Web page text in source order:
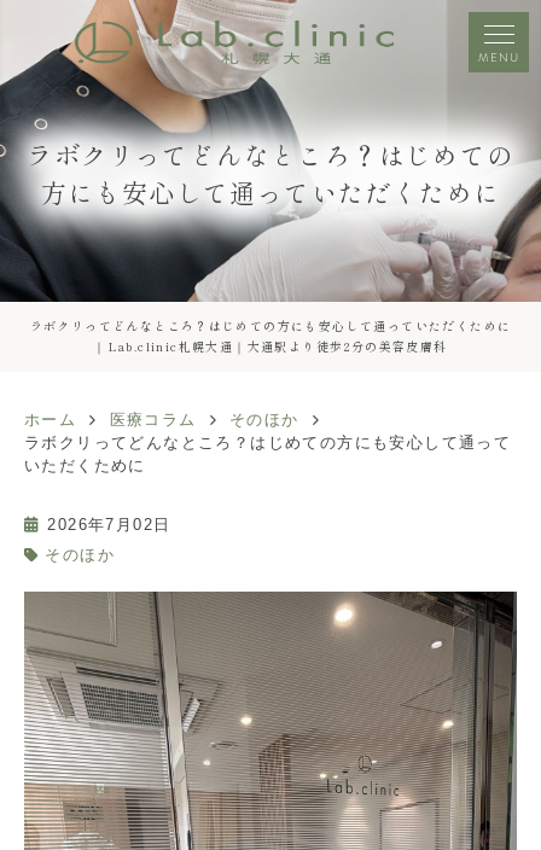
MENU
ラボクリってどんなところ？はじめての
方にも安心して通っていただくために
ラボクリってどんなところ？はじめての方にも安心して通っていただくために
｜Lab.clinic札幌大通｜大通駅より徒歩2分の美容皮膚科
ホーム 医療コラム
そのほか
ラボクリってどんなところ？はじめての方にも安心して通って
いただくために
2026年7月02日
そのほか